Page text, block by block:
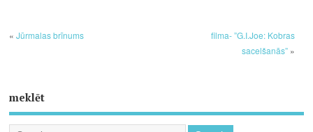
«Jūrmalas brīnums
filma- ”G.I.Joe: Kobras
sacelšanās”»
meklēt